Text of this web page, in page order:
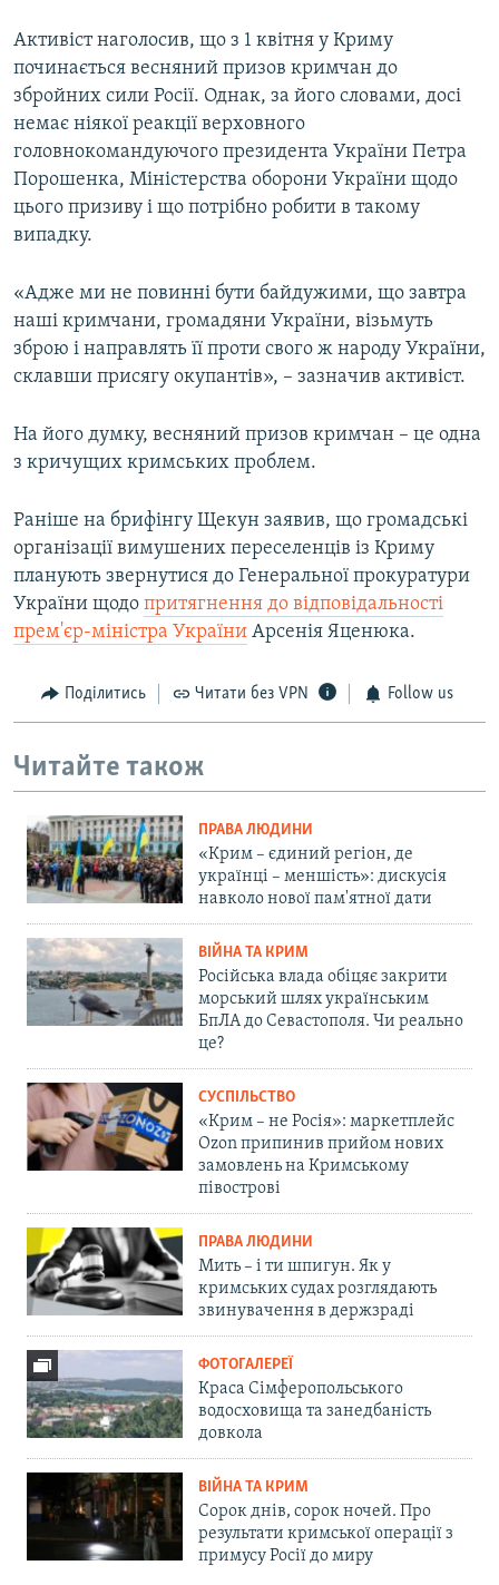
Активіст наголосив, що з 1 квітня у Криму
починається весняний призов кримчан до
збройних сили Росії. Однак, за його словами, досі
немає ніякої реакції верховного
головнокомандуючого президента України Петра
Порошенка, Міністерства оборони України щодо
цього призиву і що потрібно робити в такому
випадку.
«Адже ми не повинні бути байдужими, що завтра
наші кримчани, громадяни України, візьмуть
зброю і направлять її проти свого ж народу України,
склавши присягу окупантів», – зазначив активіст.
На його думку, весняний призов кримчан – це одна
з кричущих кримських проблем.
Раніше на брифінгу Щекун заявив, що громадські
організації вимушених переселенців із Криму
планують звернутися до Генеральної прокуратури
України щодо притягнення до відповідальності
прем'єр-міністра України Арсенія Яценюка.
Поділитись Читати без VPN Follow us
Читайте також
ПРАВА ЛЮДИНИ
«Крим – єдиний регіон, де
українці – меншість»: дискусія
навколо нової пам'ятної дати
ВІЙНА ТА КРИМ
Російська влада обіцяє закрити
морський шлях українським
БпЛА до Севастополя. Чи реально
це?
СУСПІЛЬСТВО
«Крим – не Росія»: маркетплейс
Ozon припинив прийом нових
замовлень на Кримському
півострові
ПРАВА ЛЮДИНИ
Мить – і ти шпигун. Як у
кримських судах розглядають
звинувачення в держзраді
ФОТОГАЛЕРЕЇ
Краса Сімферопольського
водосховища та занедбаність
довкола
ВІЙНА ТА КРИМ
Сорок днів, сорок ночей. Про
результати кримської операції з
примусу Росії до миру